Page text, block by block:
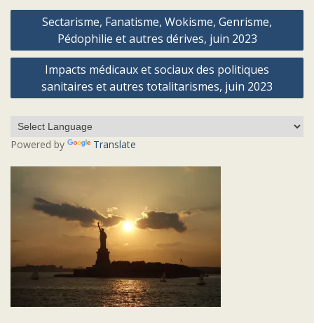
Navigation
l’article
Sectarisme, Fanatisme, Wokisme, Genrisme,
Pédophilie et autres dérives, juin 2023
Impacts médicaux et sociaux des politiques
sanitaires et autres totalitarismes, juin 2023
Powered by Translate